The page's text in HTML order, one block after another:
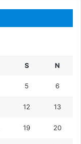
S N
5 6
12 13
19 20